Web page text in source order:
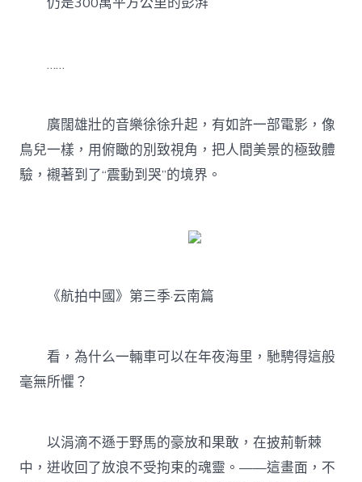
……
廣闊雄壯的音樂徐徐升起，有如許一部電影，像
鳥兒一樣，用俯瞰的別致視角，把人間美景的極致體
驗，襯著到了“震動到哭”的境界。
《航拍中國》第三季·云南篇
看，為什么一輛車可以在年夜海里，馳騁得這般
毫無所懼？
以涓滴不遜于野馬的豪放和果敢，在披荊斬棘
中，迸收回了放浪不受拘束的魂靈。——這畫面，不